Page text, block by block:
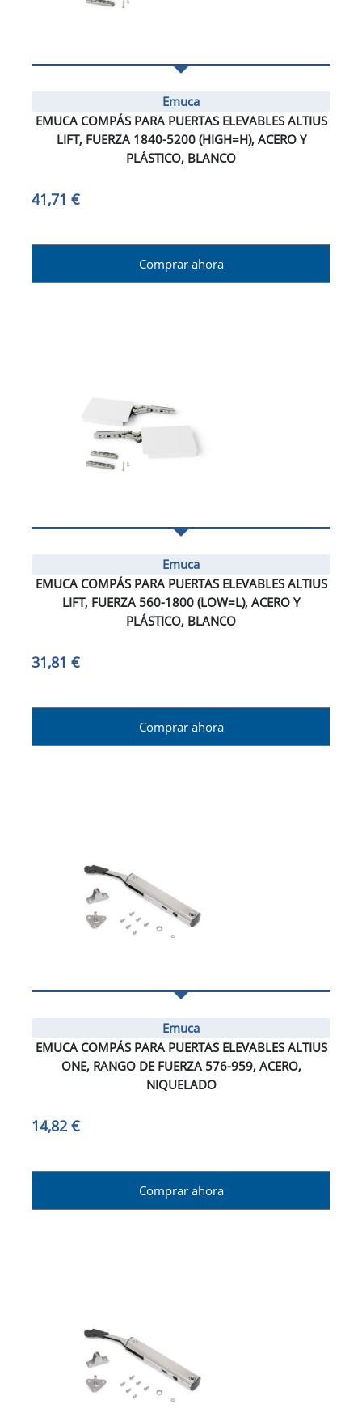
Emuca
EMUCA COMPÁS PARA PUERTAS ELEVABLES ALTIUS
LIFT, FUERZA 1840-5200 (HIGH=H), ACERO Y
PLÁSTICO, BLANCO
41,71 €
Comprar ahora
Emuca
EMUCA COMPÁS PARA PUERTAS ELEVABLES ALTIUS
LIFT, FUERZA 560-1800 (LOW=L), ACERO Y
PLÁSTICO, BLANCO
31,81 €
Comprar ahora
Emuca
EMUCA COMPÁS PARA PUERTAS ELEVABLES ALTIUS
ONE, RANGO DE FUERZA 576-959, ACERO,
NIQUELADO
14,82 €
Comprar ahora